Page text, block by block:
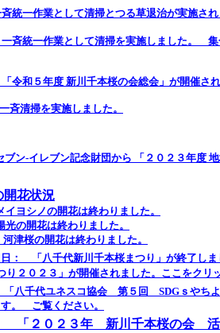
斉統一作業として清掃とつる草退治が実施さ
一斉統一作業として清掃を実施しました。
「令和５年度 新川千本桜の会総会」が開催さ
斉清掃を実施しました。
ブン-イレブン記念財団から 「２０２３年度
開花状況
イヨシノの開花は終わりました。
光の開花は終わりました。
津桜の開花は終わりました。
日： 「八千代新川千本桜まつり」が終了し
り２０２３」が開催されました。ここをクリ
八千代ユネスコ協会 第５回 SDGｓやち
。 ご覧ください。
「２０２３年 新川千本桜の会 活